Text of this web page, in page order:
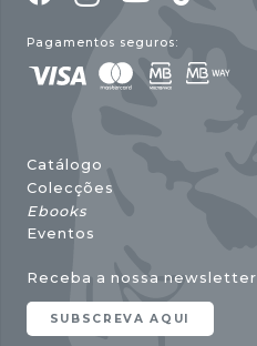
Pagamentos seguros:
Catálogo
Colecções
Ebooks
Eventos
Receba a nossa newsletter
SUBSCREVA AQUI